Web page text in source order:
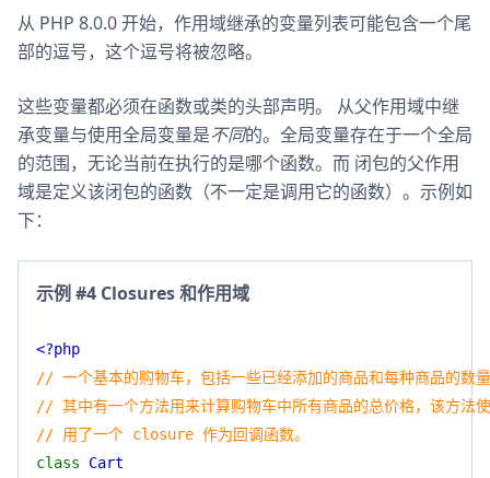
从 PHP 8.0.0 开始，作用域继承的变量列表可能包含一个尾
部的逗号，这个逗号将被忽略。
这些变量都必须在函数或类的头部声明。 从父作用域中继
承变量与使用全局变量是不同的。全局变量存在于一个全局
的范围，无论当前在执行的是哪个函数。而 闭包的父作用
域是定义该闭包的函数（不一定是调用它的函数）。示例如
下：
示例 #4 Closures 和作用域
<?php
// 一个基本的购物车，包括一些已经添加的商品和每种商品的数
// 其中有一个方法用来计算购物车中所有商品的总价格，该方法使
// 用了一个 closure 作为回调函数。
class Cart